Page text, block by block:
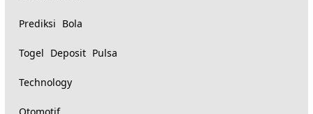
Prediksi Bola
Togel Deposit Pulsa
Technology